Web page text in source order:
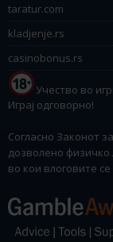
taratur.com
kladjenje.rs
casinobonus.rs
Учество во
Играј одговорно!
Согласно Законот
дозволено физичко
во кои влоговите